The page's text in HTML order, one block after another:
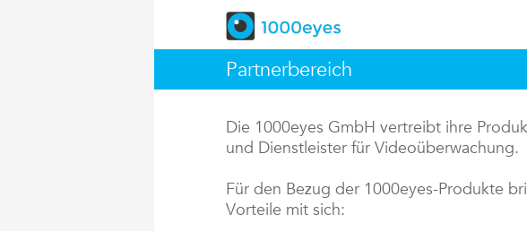
Partnerbereich
Die 1000eyes GmbH vertreibt ihre
und Dienstleister für Videoüberwachung.
Für den Bezug der 1000eyes-Produkte
Vorteile mit sich: